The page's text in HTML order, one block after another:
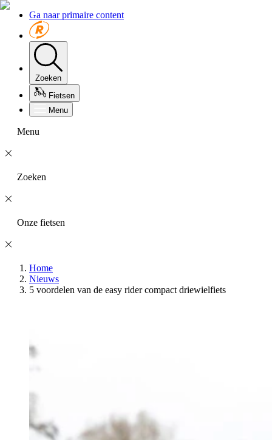
Ga naar primaire content
Zoeken
Fietsen
Menu
Menu
Zoeken
Onze fietsen
Home
Nieuws
5 voordelen van de easy rider compact driewielfiets